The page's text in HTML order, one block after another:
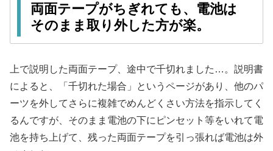
両面テープがちぎれても、電池は
そのまま取り外した方が楽。
上で説明した両面テープ、途中で千切れました…。説明書
によると、「千切れた場合」というページがあり、他のパ
ーツを外してさらに複雑でめんどくさい方法を指示してく
るんですが、そのまま電池の下にピンセット等をいれて電
池を持ち上げて、残った両面テープを引っ張れば電池は外